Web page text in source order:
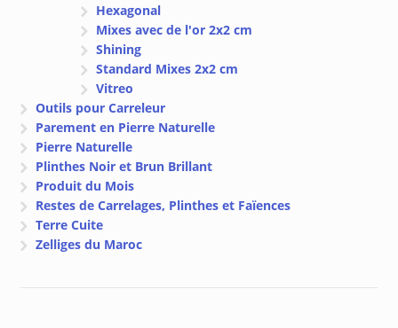
Hexagonal
Mixes avec de l'or 2x2 cm
Shining
Standard Mixes 2x2 cm
Vitreo
Outils pour Carreleur
Parement en Pierre Naturelle
Pierre Naturelle
Plinthes Noir et Brun Brillant
Produit du Mois
Restes de Carrelages, Plinthes et Faïences
Terre Cuite
Zelliges du Maroc